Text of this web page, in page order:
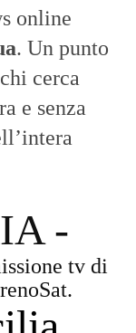
online
. Un punto
cerca
e senza
-
tv di